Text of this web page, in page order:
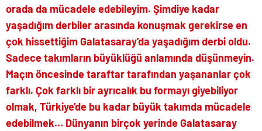
orada da mücadele edebileyim. Şimdiye kadar
yaşadığım derbiler arasında konuşmak gerekirse en
çok hissettiğim Galatasaray’da yaşadığım derbi oldu.
Sadece takımların büyüklüğü anlamında düşünmeyin.
Maçın öncesinde taraftar tarafından yaşananlar çok
farklı. Çok farklı bir ayrıcalık bu formayı giyebiliyor
olmak, Türkiye’de bu kadar büyük takımda mücadele
edebilmek… Dünyanın birçok yerinde Galatasaray